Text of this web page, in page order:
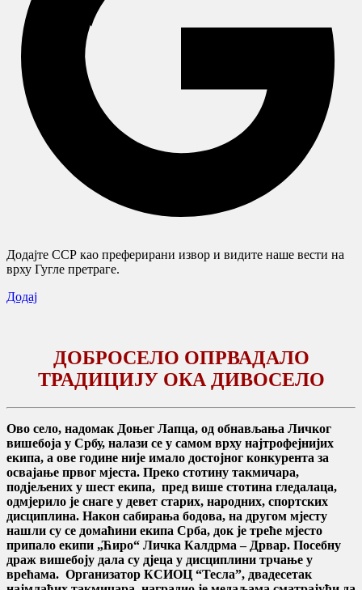
Додајте ССР као преферирани извор и видите наше вести на
врху Гугле претраге.
Додај
ДОБРОСЕЛО ОПРВАДАЛО
ТРАДИЦИЈУ ОКА ДИВОСЕЛО
Ово село, надомак Доњег Лапца, oд обнављања Личког
вишебоја у Србу, налази се у самом врху најтрофејнијих
екипа, а ове године није имало достојног конкурента за
освајање првог мјеста. Преко стотину такмичара,
подјељених у шест екипа, пред више стотина гледалаца,
одмјерило је снаге у девет старих, народних, спортских
дисциплина. Након сабирања бодова, на другом мјесту
нашли су се домаћини екипа Срба, док је треће мјесто
припало екипи „Ћиро“ Личка Калдрма – Дрвар. Посебну
драж вишебоју дала су дјеца у дисциплини трчање у
врећама. Организатор КСИОЦ “Тесла”, двадесетак